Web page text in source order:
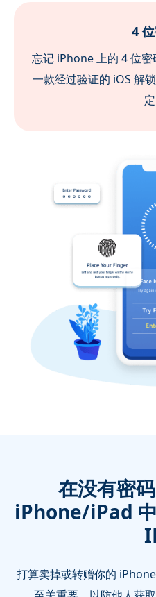
6
无论您是忘记密码还
iPhone 解锁器都能提供
案
在没有密
iPhone/iPad
打算卖掉或转赠你的